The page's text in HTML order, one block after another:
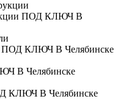
ПОД КЛЮЧ В
ПОД КЛЮЧ В Челябинске
В Челябинске
КЛЮЧ В Челябинске